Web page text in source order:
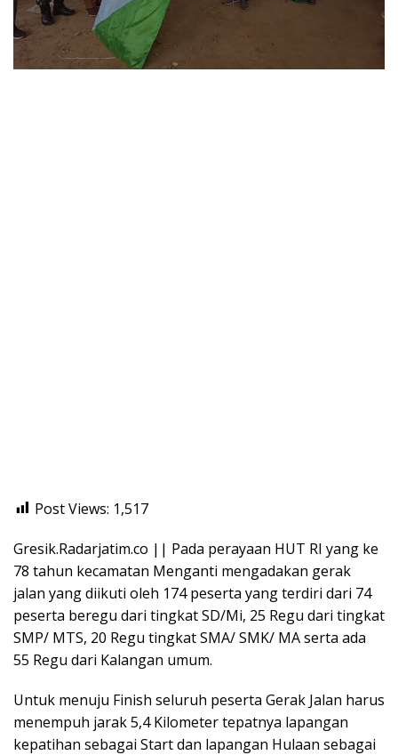
Post Views: 1,517
Gresik.Radarjatim.co || Pada perayaan HUT RI yang ke
78 tahun kecamatan Menganti mengadakan gerak
jalan yang diikuti oleh 174 peserta yang terdiri dari 74
peserta beregu dari tingkat SD/Mi, 25 Regu dari tingkat
SMP/ MTS, 20 Regu tingkat SMA/ SMK/ MA serta ada
55 Regu dari Kalangan umum.
Untuk menuju Finish seluruh peserta Gerak Jalan harus
menempuh jarak 5,4 Kilometer tepatnya lapangan
kepatihan sebagai Start dan lapangan Hulaan sebagai